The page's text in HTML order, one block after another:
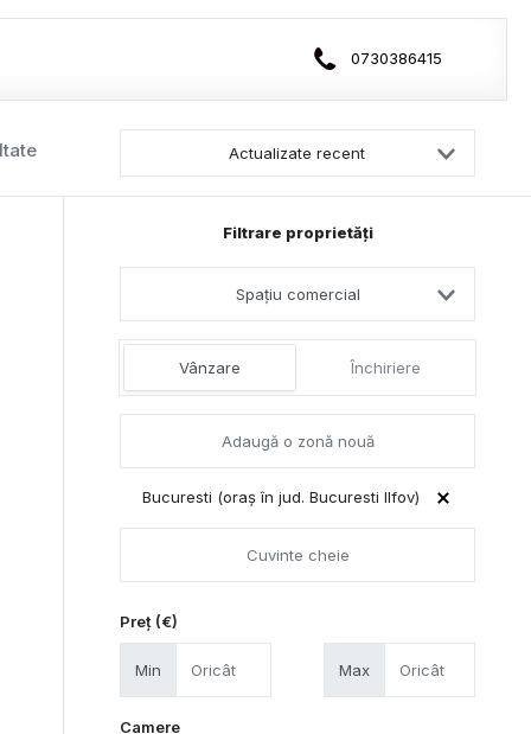
0730386415
Actualizate recent
Filtrare proprietăți
Spațiu comercial
Vânzare Închiriere
Bucuresti (oraș în jud. Bucuresti Ilfov)
Preț (€)
Min Max
Camere